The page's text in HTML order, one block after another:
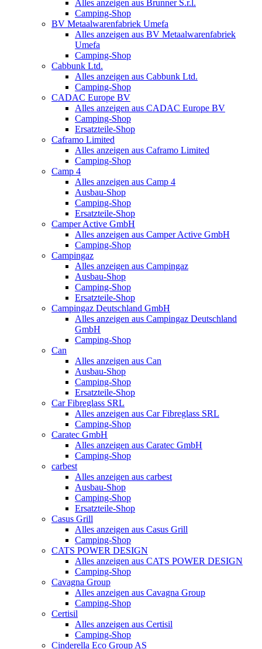
Alles anzeigen aus Brunner S.r.l.
Camping-Shop
BV Metaalwarenfabriek Umefa
Alles anzeigen aus BV Metaalwarenfabriek
Umefa
Camping-Shop
Cabbunk Ltd.
Alles anzeigen aus Cabbunk Ltd.
Camping-Shop
CADAC Europe BV
Alles anzeigen aus CADAC Europe BV
Camping-Shop
Ersatzteile-Shop
Caframo Limited
Alles anzeigen aus Caframo Limited
Camping-Shop
Camp 4
Alles anzeigen aus Camp 4
Ausbau-Shop
Camping-Shop
Ersatzteile-Shop
Camper Active GmbH
Alles anzeigen aus Camper Active GmbH
Camping-Shop
Campingaz
Alles anzeigen aus Campingaz
Ausbau-Shop
Camping-Shop
Ersatzteile-Shop
Campingaz Deutschland GmbH
Alles anzeigen aus Campingaz Deutschland
GmbH
Camping-Shop
Can
Alles anzeigen aus Can
Ausbau-Shop
Camping-Shop
Ersatzteile-Shop
Car Fibreglass SRL
Alles anzeigen aus Car Fibreglass SRL
Camping-Shop
Caratec GmbH
Alles anzeigen aus Caratec GmbH
Camping-Shop
carbest
Alles anzeigen aus carbest
Ausbau-Shop
Camping-Shop
Ersatzteile-Shop
Casus Grill
Alles anzeigen aus Casus Grill
Camping-Shop
CATS POWER DESIGN
Alles anzeigen aus CATS POWER DESIGN
Camping-Shop
Cavagna Group
Alles anzeigen aus Cavagna Group
Camping-Shop
Certisil
Alles anzeigen aus Certisil
Camping-Shop
Cinderella Eco Group AS